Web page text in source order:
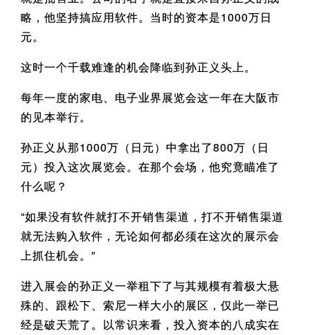
略，他坚持搞应用软件。当时的资本是1000万日
元。
这时一个千载难逢的机会降临到孙正义头上。
每年一度的家电、电子业界展览会这一年在大阪市
的见本举行。
孙正义从那1000万（日元）中拿出了800万（日
元）投入这次展览会。在那个会场，他究竟瞄准了
什么呢？
“如果没有软件就打不开销售渠道，打不开销售渠道
就无法购入软件，无论如何都必须在这次的展示会
上抓住机会。”
进入展会的孙正义一举租下了与其规模有着极大悬
殊的、跟松下、索尼一样大小的展区，仅此一举已
经是破天荒了。以常识来看，投入资本的八成实在